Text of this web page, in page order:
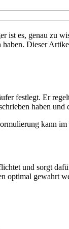
es, genau zu
Dieser
festlegt. Er
haben
kann
und sorgt
optimal gewahrt